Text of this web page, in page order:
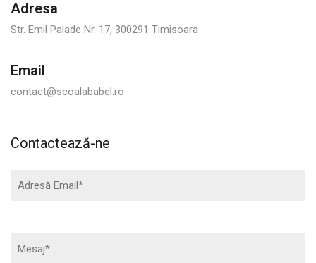
Adresa
Str. Emil Palade Nr. 17, 300291 Timisoara
Email
contact@scoalababel.ro
Contactează-ne